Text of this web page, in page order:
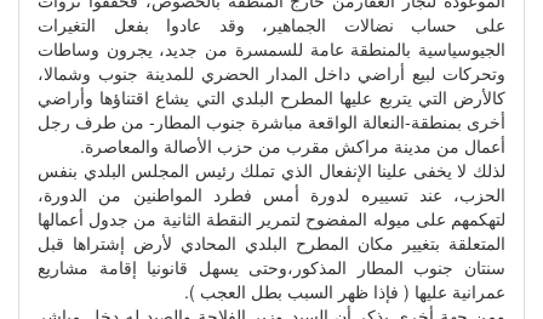
على حساب نضالات الجماهير، وقد عادوا بفعل التغيرات
الجيوسياسية بالمنطقة عامة للسمسرة من جديد، يجرون وساطات
وتحركات لبيع أراضي داخل المدار الحضري للمدينة جنوب وشمالا،
كالأرض التي يتربع عليها المطرح البلدي التي يشاع اقتناؤها وأراضي
أخرى بمنطقة-النعالة الواقعة مباشرة جنوب المطار- من طرف رجل
أعمال من مدينة مراكش مقرب من حزب الأصالة والمعاصرة.
لذلك لا يخفى علينا الإنفعال الذي تملك رئيس المجلس البلدي بنفس
الحزب، عند تسييره لدورة أمس فطرد المواطنين من الدورة،
لتهكمهم على ميوله المفضوح لتمرير النقطة الثانية من جدول أعمالها
المتعلقة بتغيير مكان المطرح البلدي المحادي لأرض إشتراها قبل
سنتان جنوب المطار المذكور،وحتى يسهل قانونيا إقامة مشاريع
عمرانية عليها ( فإذا ظهر السبب بطل العجب ).